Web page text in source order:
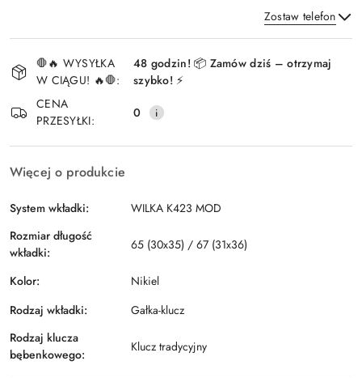
Zostaw telefon
Wyślij
i
dostawa
🛑🔥 WYSYŁKA
W CIĄGU! 🔥🛑:
48 godzin! 📦 Zamów dziś – otrzymaj
szybko! ⚡
CENA
PRZESYŁKI:
0
Więcej o produkcie
System wkładki:
WILKA K423 MOD
Rozmiar długość
wkładki:
65 (30x35) / 67 (31x36)
Kolor:
Nikiel
Rodzaj wkładki:
Gałka-klucz
Rodzaj klucza
bębenkowego:
Klucz tradycyjny